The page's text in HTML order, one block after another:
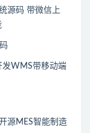
源码 带微信上
发WMS带移动端
源MES智能制造